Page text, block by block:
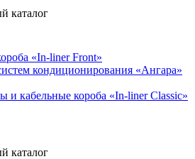
каталог
«In-liner Front»
кондиционирования «Ангара»
и кабельные короба «In-liner Classic»
каталог